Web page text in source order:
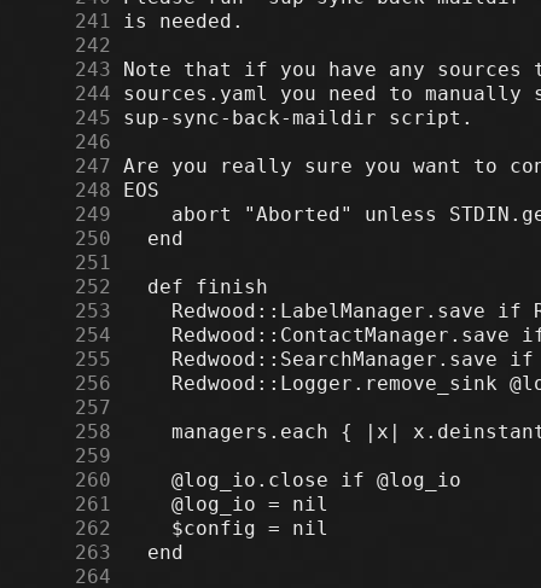
    241
    242
    243
    244
    245
    246
    247
    248
    249
    250
    251
    252
    253
    254
    255
    256
    257
    258
    259
    260
    261
    262
    263
    264